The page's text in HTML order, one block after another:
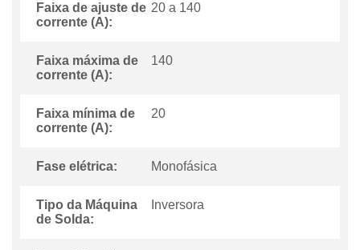
Faixa de ajuste de
corrente (A):
20 a 140
Faixa máxima de
corrente (A):
140
Faixa mínima de
corrente (A):
20
Fase elétrica: Monofásica
Tipo da Máquina
de Solda:
Inversora